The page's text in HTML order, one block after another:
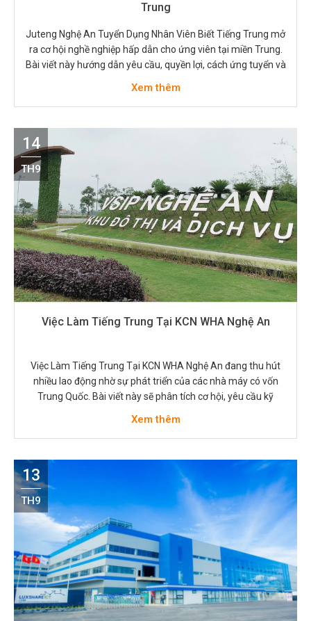
Trung
Juteng Nghệ An Tuyển Dụng Nhân Viên Biết Tiếng Trung mở
ra cơ hội nghề nghiệp hấp dẫn cho ứng viên tại miền Trung.
Bài viết này hướng dẫn yêu cầu, quyền lợi, cách ứng tuyển và
Xem thêm
14
TH9
Việc Làm Tiếng Trung Tại KCN WHA Nghệ An
Việc Làm Tiếng Trung Tại KCN WHA Nghệ An đang thu hút
nhiều lao động nhờ sự phát triển của các nhà máy có vốn
Trung Quốc. Bài viết này sẽ phân tích cơ hội, yêu cầu kỹ
Xem thêm
13
TH9